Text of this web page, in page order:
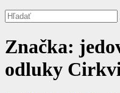
Značka:
odluky